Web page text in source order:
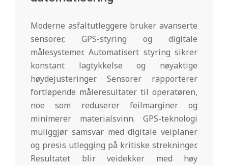
Moderne asfaltutleggere bruker avanserte
sensorer, GPS-styring og digitale
målesystemer. Automatisert styring sikrer
konstant lagtykkelse og nøyaktige
høydejusteringer. Sensorer rapporterer
fortløpende måleresultater til operatøren,
noe som reduserer feilmarginer og
minimerer materialsvinn. GPS-teknologi
muliggjør samsvar med digitale veiplaner
og presis utlegging på kritiske strekninger.
Resultatet blir veidekker med høy